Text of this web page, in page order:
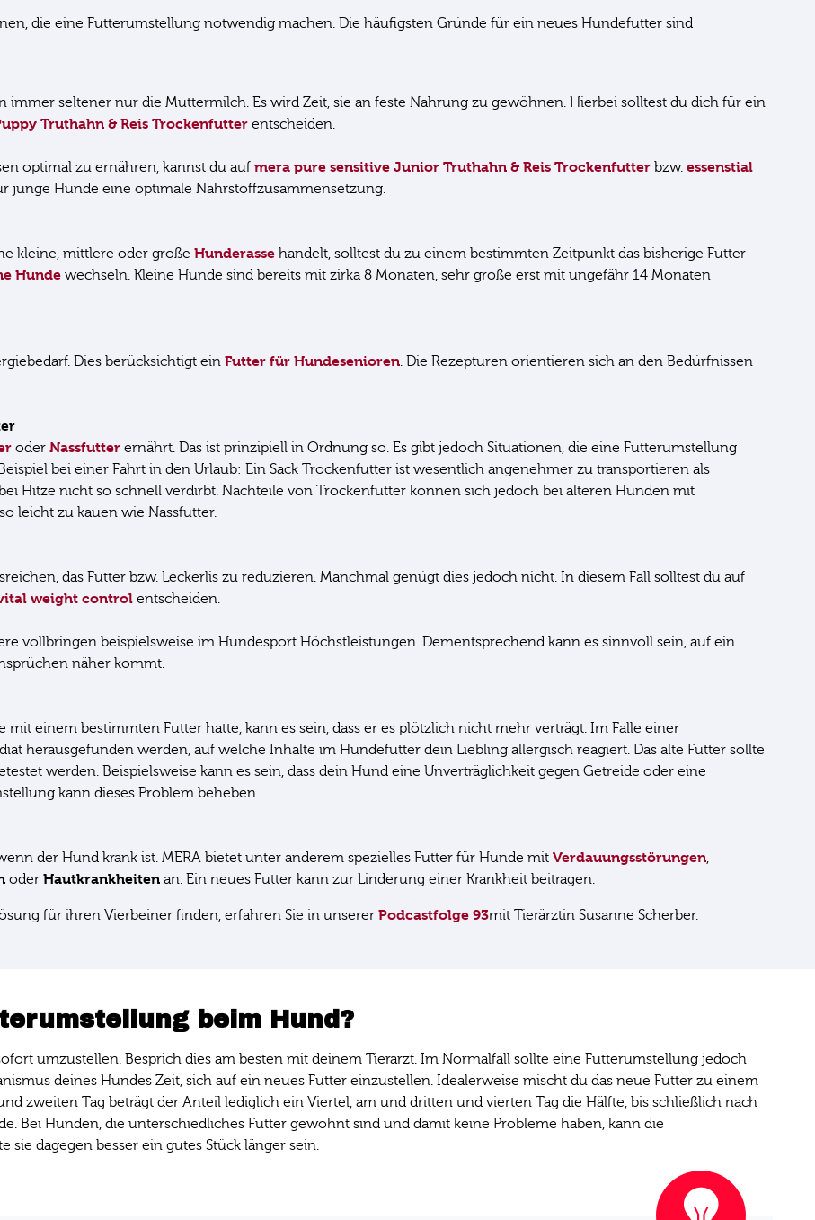
die eine Futterumstellung notwendig machen. Die häufigsten Gründe für ein neues Hundefutter sind
immer seltener nur die Muttermilch. Es wird Zeit, sie an feste Nahrung zu gewöhnen. Hierbei solltest du dich für ein
Truthahn & Reis Trockenfutter entscheiden.
optimal zu ernähren, kannst du auf mera pure sensitive Junior Truthahn & Reis Trockenfutter bzw. essenstial
junge Hunde eine optimale Nährstoffzusammensetzung.
kleine, mittlere oder große Hunderasse handelt, solltest du zu einem bestimmten Zeitpunkt das bisherige Futter
Hunde wechseln. Kleine Hunde sind bereits mit zirka 8 Monaten, sehr große erst mit ungefähr 14 Monaten
Dies berücksichtigt ein Futter für Hundesenioren . Die Rezepturen orientieren sich an den Bedürfnissen
oder Nassfutter ernährt. Das ist prinzipiell in Ordnung so. Es gibt jedoch Situationen, die eine Futterumstellung
bei einer Fahrt in den Urlaub: Ein Sack Trockenfutter ist wesentlich angenehmer zu transportieren als
Hitze nicht so schnell verdirbt. Nachteile von Trockenfutter können sich jedoch bei älteren Hunden mit
leicht zu kauen wie Nassfutter.
das Futter bzw. Leckerlis zu reduzieren. Manchmal genügt dies jedoch nicht. In diesem Fall solltest du auf
weight control entscheiden.
vollbringen beispielsweise im Hundesport Höchstleistungen. Dementsprechend kann es sinnvoll sein, auf ein
näher kommt.
einem bestimmten Futter hatte, kann es sein, dass er es plötzlich nicht mehr verträgt. Im Falle einer
herausgefunden werden, auf welche Inhalte im Hundefutter dein Liebling allergisch reagiert. Das alte Futter sollte
werden. Beispielsweise kann es sein, dass dein Hund eine Unverträglichkeit gegen Getreide oder eine
kann dieses Problem beheben.
der Hund krank ist. MERA bietet unter anderem spezielles Futter für Hunde mit Verdauungsstörungen
oder Hautkrankheiten an. Ein neues Futter kann zur Linderung einer Krankheit beitragen.
für ihren Vierbeiner finden, erfahren Sie in unserer Podcastfolge 93mit Tierärztin Susanne Scherber.
beim Hund?
umzustellen. Besprich dies am besten mit deinem Tierarzt. Im Normalfall sollte eine Futterumstellung jedoch
deines Hundes Zeit, sich auf ein neues Futter einzustellen. Idealerweise mischt du das neue Futter zu einem
zweiten Tag beträgt der Anteil lediglich ein Viertel, am und dritten und vierten Tag die Hälfte, bis schließlich nach
Bei Hunden, die unterschiedliches Futter gewöhnt sind und damit keine Probleme haben, kann die
sie dagegen besser ein gutes Stück länger sein.